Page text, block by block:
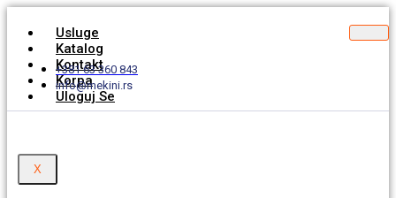
Usluge
Katalog
Kontakt
Korpa
Uloguj Se
X
+381 63 360 843
info@mekini.rs